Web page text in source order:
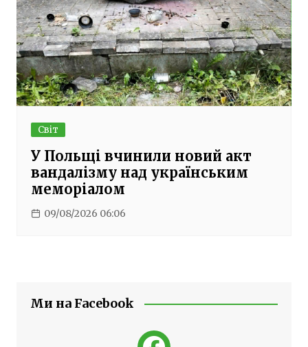
Світ
У Польщі вчинили новий акт
вандалізму над українським
меморіалом
09/08/2026 06:06
Ми на Facebook